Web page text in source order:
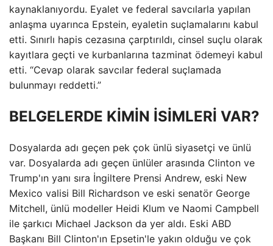
kaynaklanıyordu. Eyalet ve federal savcılarla yapılan
anlaşma uyarınca Epstein, eyaletin suçlamalarını kabul
etti. Sınırlı hapis cezasına çarptırıldı, cinsel suçlu olarak
kayıtlara geçti ve kurbanlarına tazminat ödemeyi kabul
etti. “Cevap olarak savcılar federal suçlamada
bulunmayı reddetti.”
BELGELERDE KİMİN İSİMLERİ VAR?
Dosyalarda adı geçen pek çok ünlü siyasetçi ve ünlü
var. Dosyalarda adı geçen ünlüler arasında Clinton ve
Trump'ın yanı sıra İngiltere Prensi Andrew, eski New
Mexico valisi Bill Richardson ve eski senatör George
Mitchell, ünlü modeller Heidi Klum ve Naomi Campbell
ile şarkıcı Michael Jackson da yer aldı. Eski ABD
Başkanı Bill Clinton'ın Epsetin'le yakın olduğu ve çok